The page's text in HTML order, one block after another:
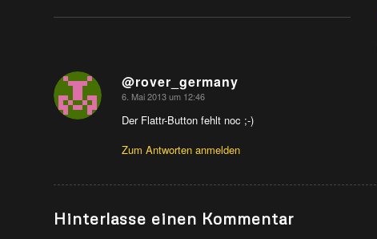
@rover_germany
sagte:
6. Mai 2013 um 12:46
Der Flattr-Button fehlt noc ;-)
Zum Antworten anmelden
Hinterlasse einen Kommentar